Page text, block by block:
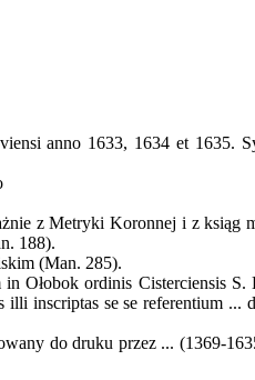
anno 1633, 1634 et 1635.
z Metryki Koronnej i z ksiąg
188).
(Man. 285).
Ołobok ordinis Cisterciensis S.
illi inscriptas se se referentium ...
do druku przez ... (1369-